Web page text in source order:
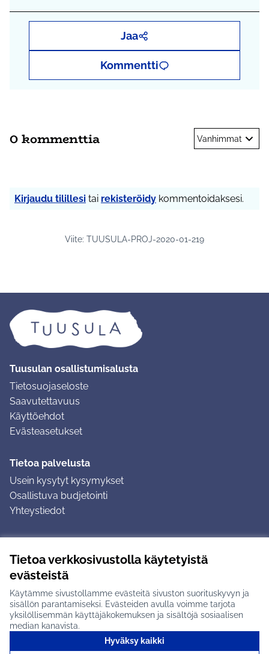
Tietoa verkkosivustolla käytetyistä
evästeistä
Käytämme sivustollamme evästeitä sivuston suorituskyvyn ja
sisällön parantamiseksi. Evästeiden avulla voimme tarjota
yksilöllisemmän käyttäjäkokemuksen ja sisältöjä sosiaalisen
median kanavista.
Hyväksy kaikki
Jaa
Kommentti
0 kommenttia Vanhimmat
Kirjaudu tilillesi tai rekisteröidy kommentoidaksesi.
Viite: TUUSULA-PROJ-2020-01-219
Tuusulan osallistumisalusta
Tietosuojaseloste
Saavutettavuus
Käyttöehdot
Evästeasetukset
Tietoa palvelusta
Usein kysytyt kysymykset
Osallistuva budjetointi
Yhteystiedot
Ohjeet kirjautumiseen
Ohjeet kommentin jättämiseen
Tuusulan osallistumisalusta X-palvelussa